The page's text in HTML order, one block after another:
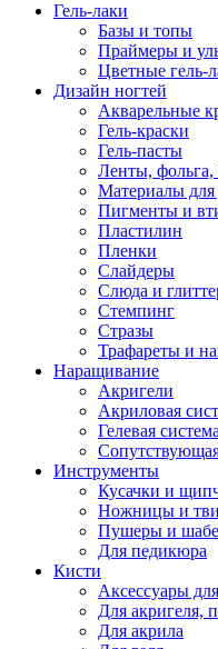
Гель-лаки
Базы и топы
Праймеры и
Цветные гель-
Дизайн ногтей
Акварельные
Гель-краски
Гель-пасты
Ленты, фольга,
Материалы для
Пигменты и
Пластилин
Пленки
Слайдеры
Слюда и
Стемпинг
Стразы
Трафареты и
Наращивание
Акригели
Акриловая
Гелевая система
Инструменты
Кусачки и
Ножницы и
Пушеры и
Для педикюра
Кисти
Аксессуары
Для акригеля,
Для акрила